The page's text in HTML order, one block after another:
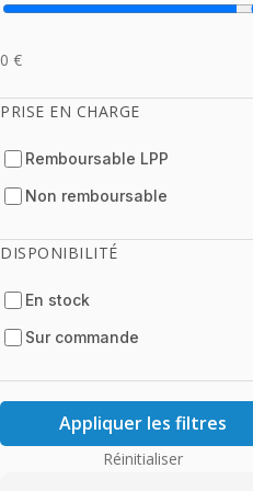
0 €
PRISE EN CHARGE
Remboursable LPP
Non remboursable
DISPONIBILITÉ
En stock
Sur commande
Appliquer les filtres
Réinitialiser